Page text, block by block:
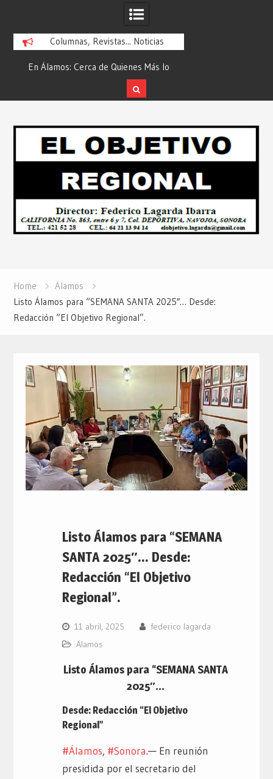
Columnas, Revistas... Noticias
En Álamos: Cerca de Quienes Más lo
Necesitan… Desde: Redacción “El
Objetivo Regional”.
ATTITUDE de
Home
Álamos
Listo Álamos para “SEMANA SANTA 2025″… Desde:
Redacción “El Objetivo Regional”.
Listo Álamos para “SEMANA
SANTA 2025″… Desde:
Redacción “El Objetivo
Regional”.
11 abril, 2025
federico lagarda
Álamos
Listo Álamos para “SEMANA SANTA
2025″…
Desde: Redacción “El Objetivo
Regional”
#Álamos, #Sonora.— En reunión
presidida por el secretario del